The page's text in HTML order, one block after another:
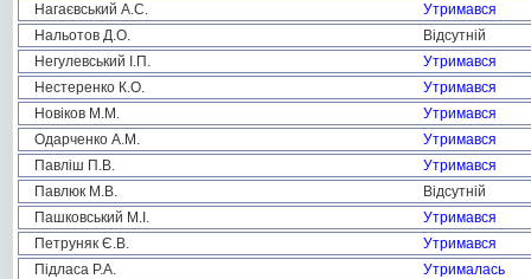
Нагаєвський А.С.
Утримався
Нальотов Д.О.
Відсутній
Негулевський І.П.
Утримався
Нестеренко К.О.
Утримався
Новіков М.М.
Утримався
Одарченко А.М.
Утримався
Павліш П.В.
Утримався
Павлюк М.В.
Відсутній
Пашковський М.І.
Утримався
Петруняк Є.В.
Утримався
Підласа Р.А.
Утрималась